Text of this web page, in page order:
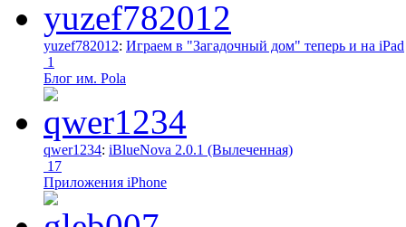
yuzef782012: Играем в "Загадочный дом" теперь и на iPad
1
Блог им. Pola
qwer1234: iBlueNova 2.0.1 (Вылеченная)
17
Приложения iPhone